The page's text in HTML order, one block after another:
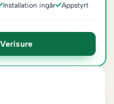
Installation ingår Appstyrt